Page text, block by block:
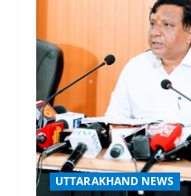
t
i
o
n UTTARAKHAND NEWS